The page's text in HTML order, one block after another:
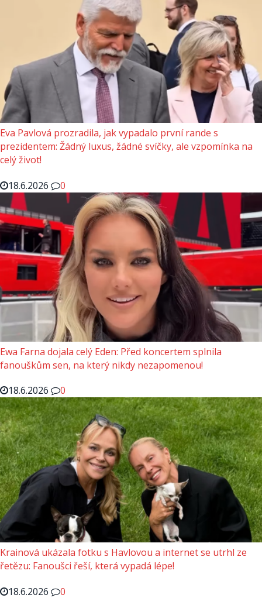
Eva Pavlová prozradila, jak vypadalo první rande s
prezidentem: Žádný luxus, žádné svíčky, ale vzpomínka na
celý život!
18.6.2026
0
Ewa Farna dojala celý Eden: Před koncertem splnila
fanouškům sen, na který nikdy nezapomenou!
18.6.2026
0
Krainová ukázala fotku s Havlovou a internet se utrhl ze
řetězu: Fanoušci řeší, která vypadá lépe!
18.6.2026
0